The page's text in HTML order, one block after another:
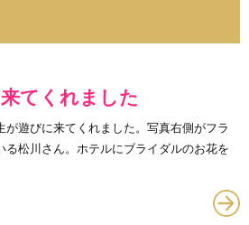
てくれました
遊びに来てくれました。写真右側がフラ
る松川さん。ホテルにブライダルのお花を